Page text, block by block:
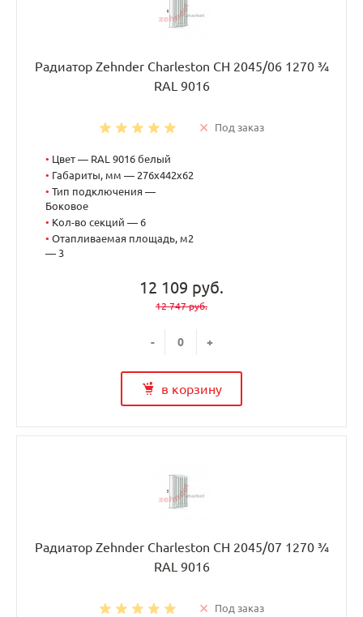
Радиатор Zehnder Charleston CH 2045/06 1270 ¾
RAL 9016
Под заказ
• Цвет — RAL 9016 белый
• Габариты, мм — 276x442x62
• Тип подключения —
Боковое
• Кол-во секций — 6
• Отапливаемая площадь, м2
— 3
12 109 руб.
12 747 руб.
- +
в корзину
Радиатор Zehnder Charleston CH 2045/07 1270 ¾
RAL 9016
Под заказ